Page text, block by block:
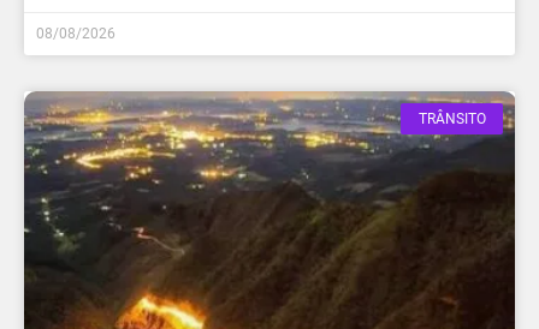
08/08/2026
TRÂNSITO